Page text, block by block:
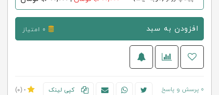
افزودن به سبد
0 پرسش و پاسخ کپی لینک -
(0)